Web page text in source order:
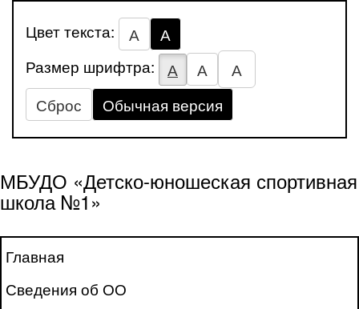
Цвет текста: А
А
Размер шрифтра:
А А
А
Сброс
Обычная версия
МБУДО «Детско-юношеская спортивная
школа №1»
Главная
Сведения об ОО